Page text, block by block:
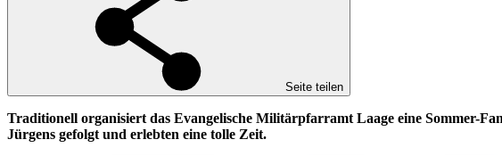
Seite teilen
Traditionell organisiert das Evangelische Militärpfarramt Laage eine Sommer-
Jürgens gefolgt und erlebten eine tolle Zeit.